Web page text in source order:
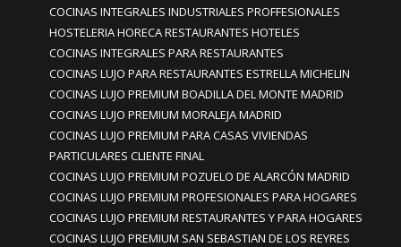
COCINAS INTEGRALES INDUSTRIALES PROFFESIONALES
HOSTELERIA HORECA RESTAURANTES HOTELES
COCINAS INTEGRALES PARA RESTAURANTES
COCINAS LUJO PARA RESTAURANTES ESTRELLA MICHELIN
COCINAS LUJO PREMIUM BOADILLA DEL MONTE MADRID
COCINAS LUJO PREMIUM MORALEJA MADRID
COCINAS LUJO PREMIUM PARA CASAS VIVIENDAS
PARTICULARES CLIENTE FINAL
COCINAS LUJO PREMIUM POZUELO DE ALARCÓN MADRID
COCINAS LUJO PREMIUM PROFESIONALES PARA HOGARES
COCINAS LUJO PREMIUM RESTAURANTES Y PARA HOGARES
COCINAS LUJO PREMIUM SAN SEBASTIAN DE LOS REYRES